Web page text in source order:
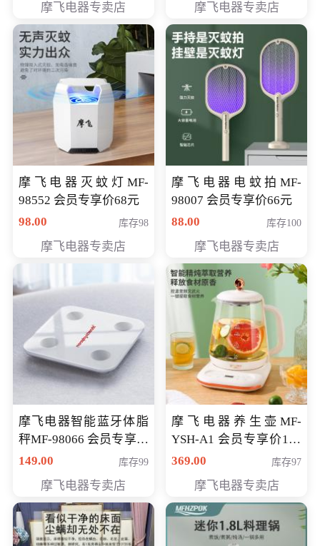
摩飞电器专卖店 摩飞电器专卖店
摩飞电器灭蚊灯MF-
98552 会员专享价68元
98.00
库存98
摩飞电器专卖店
摩飞电器电蚊拍MF-
98007 会员专享价66元
88.00
库存100
摩飞电器专卖店
摩飞电器智能蓝牙体脂
秤MF-98066 会员专享价
98元
149.00 库存99
摩飞电器专卖店
摩飞电器养生壶MF-
YSH-A1 会员专享价198
元
369.00 库存97
摩飞电器专卖店